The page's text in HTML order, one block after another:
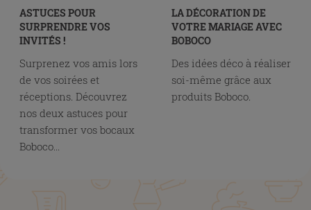
ASTUCES POUR
SURPRENDRE VOS
INVITÉS !
Surprenez vos amis lors
de vos soirées et
réceptions. Découvrez
nos deux astuces pour
transformer vos bocaux
Boboco...
LA DÉCORATION DE
VOTRE MARIAGE AVEC
BOBOCO
Des idées déco à réaliser
soi-même grâce aux
produits Boboco.